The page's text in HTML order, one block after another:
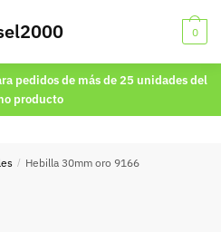
0
pedidos de más de 25 unidades del
producto
/ Hebilla 30mm oro 9166